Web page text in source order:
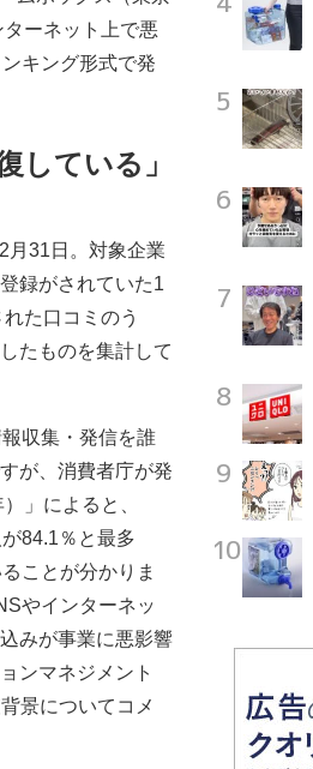
ーネット上で悪
キング形式で発
している」
31日。対象企業
録がされていた1
た口コミのう
たものを集計して
収集・発信を誰
が、消費者庁が発
」によると、
84.1％と最多
ことが分かりま
やインターネッ
みが事業に悪影響
ンマネジメント
景についてコメ